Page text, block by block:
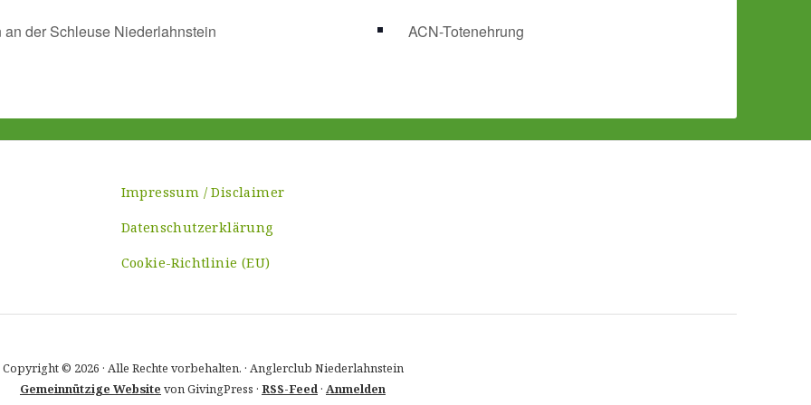
an der Schleuse Niederlahnstein ACN-Totenehrung
Impressum / Disclaimer
Datenschutzerklärung
Cookie-Richtlinie (EU)
Copyright © 2026 · Alle Rechte vorbehalten. · Anglerclub Niederlahnstein
Gemeinnützige Website von GivingPress · RSS-Feed· Anmelden